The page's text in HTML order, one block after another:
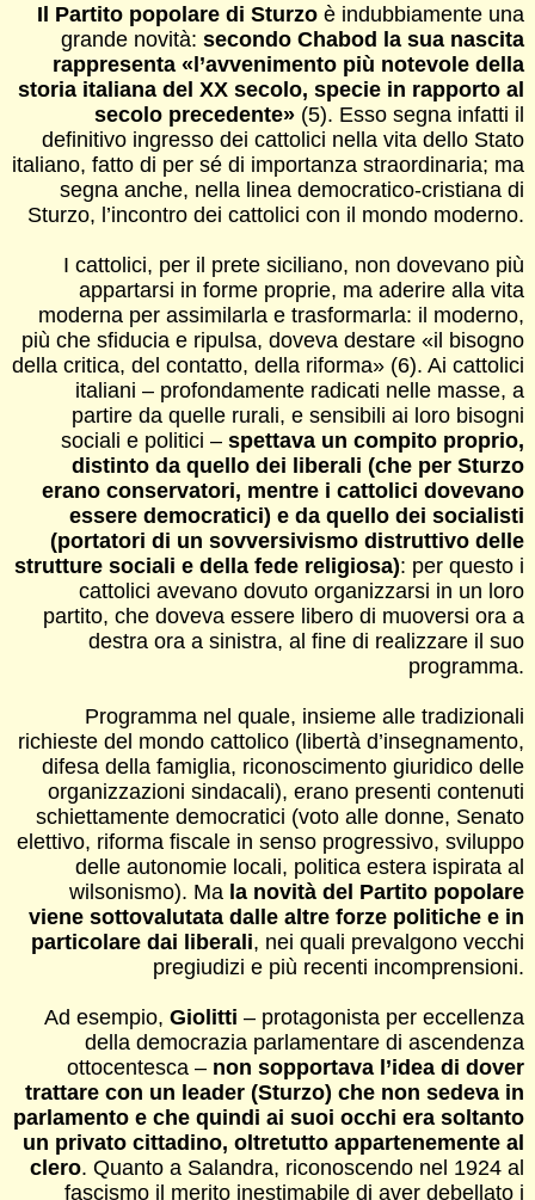
Il Partito popolare di Sturzoè indubbiamente una
grande novità:secondo Chabod la sua nascita
rappresenta «l’avvenimento più notevole della
storia italiana del XX secolo, specie in rapporto al
secolo precedente» (5). Esso segna infatti il
definitivo ingresso dei cattolici nella vita dello Stato
italiano, fatto di per sé di importanza straordinaria; ma
segna anche, nella linea democratico-cristiana di
Sturzo, l’incontro dei cattolici con il mondo moderno.
I cattolici, per il prete siciliano, non dovevano più
appartarsi in forme proprie, ma aderire alla vita
moderna per assimilarla e trasformarla: il moderno,
più che sfiducia e ripulsa, doveva destare «il bisogno
della critica, del contatto, della riforma» (6). Ai cattolici
italiani – profondamente radicati nelle masse, a
partire da quelle rurali, e sensibili ai loro bisogni
sociali e politici –spettava un compito proprio,
distinto da quello dei liberali (che per Sturzo
erano conservatori, mentre i cattolici dovevano
essere democratici) e da quello dei socialisti
(portatori di un sovversivismo distruttivo delle
strutture sociali e della fede religiosa): per questo i
cattolici avevano dovuto organizzarsi in un loro
partito, che doveva essere libero di muoversi ora a
destra ora a sinistra, al fine di realizzare il suo
programma.
Programma nel quale, insieme alle tradizionali
richieste del mondo cattolico (libertà d’insegnamento,
difesa della famiglia, riconoscimento giuridico delle
organizzazioni sindacali), erano presenti contenuti
schiettamente democratici (voto alle donne, Senato
elettivo, riforma fiscale in senso progressivo, sviluppo
delle autonomie locali, politica estera ispirata al
wilsonismo). Ma la novità del Partito popolare
viene sottovalutata dalle altre forze politiche e in
particolare dai liberali, nei quali prevalgono vecchi
pregiudizi e più recenti incomprensioni.
Ad esempio,Giolitti – protagonista per eccellenza
della democrazia parlamentare di ascendenza
ottocentesca – non sopportava l’idea di dover
trattare con un leader (Sturzo) che non sedeva in
parlamento e che quindi ai suoi occhi era soltanto
un privato cittadino, oltretutto appartenemente al
clero. Quanto a Salandra, riconoscendo nel 1924 al
fascismo il merito inestimabile di aver debellato i